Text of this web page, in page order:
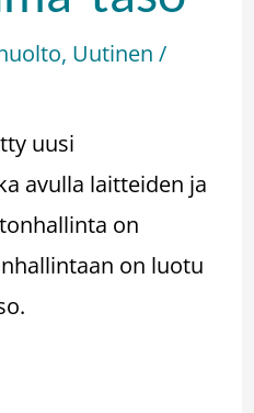
, Uutinen /
uusi
avulla laitteiden ja
on
on luotu